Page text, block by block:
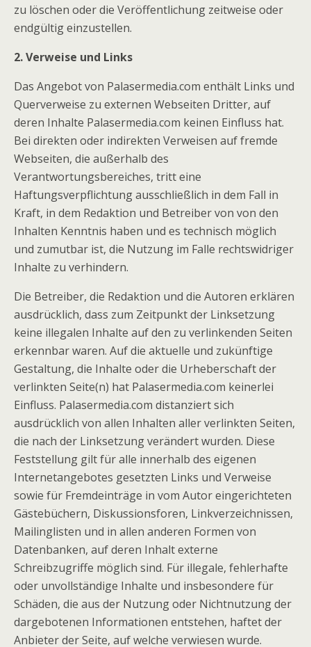
zu löschen oder die Veröffentlichung zeitweise oder
endgültig einzustellen.
2. Verweise und Links
Das Angebot von Palasermedia.com enthält Links und
Querverweise zu externen Webseiten Dritter, auf
deren Inhalte Palasermedia.com keinen Einfluss hat.
Bei direkten oder indirekten Verweisen auf fremde
Webseiten, die außerhalb des
Verantwortungsbereiches, tritt eine
Haftungsverpflichtung ausschließlich in dem Fall in
Kraft, in dem Redaktion und Betreiber von von den
Inhalten Kenntnis haben und es technisch möglich
und zumutbar ist, die Nutzung im Falle rechtswidriger
Inhalte zu verhindern.
Die Betreiber, die Redaktion und die Autoren erklären
ausdrücklich, dass zum Zeitpunkt der Linksetzung
keine illegalen Inhalte auf den zu verlinkenden Seiten
erkennbar waren. Auf die aktuelle und zukünftige
Gestaltung, die Inhalte oder die Urheberschaft der
verlinkten Seite(n) hat Palasermedia.com keinerlei
Einfluss. Palasermedia.com distanziert sich
ausdrücklich von allen Inhalten aller verlinkten Seiten,
die nach der Linksetzung verändert wurden. Diese
Feststellung gilt für alle innerhalb des eigenen
Internetangebotes gesetzten Links und Verweise
sowie für Fremdeinträge in vom Autor eingerichteten
Gästebüchern, Diskussionsforen, Linkverzeichnissen,
Mailinglisten und in allen anderen Formen von
Datenbanken, auf deren Inhalt externe
Schreibzugriffe möglich sind. Für illegale, fehlerhafte
oder unvollständige Inhalte und insbesondere für
Schäden, die aus der Nutzung oder Nichtnutzung der
dargebotenen Informationen entstehen, haftet der
Anbieter der Seite, auf welche verwiesen wurde.